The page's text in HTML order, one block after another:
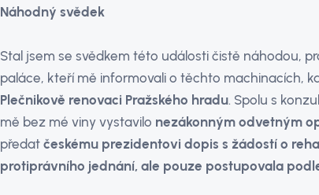
Náhodný svědek
Stal jsem se svědkem této události čistě náhodou,
paláce, kteří mě informovali o těchto machinacích,
Plečnikově renovaci Pražského hradu. Spolu s
mě bez mé viny vystavilo nezákonným odvetným
předat českému prezidentovi dopis s žádostí o
protiprávního jednání, ale pouze postupovala